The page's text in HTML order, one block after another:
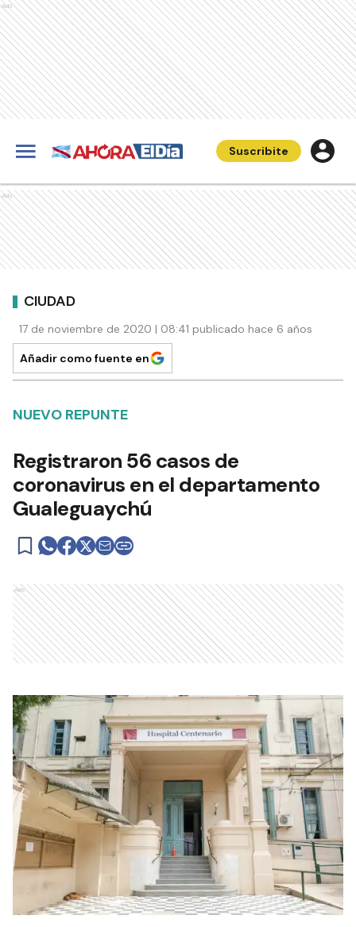
Ads
Suscribite
Ads
CIUDAD
17 de noviembre de 2020 | 08:41 publicado hace 6 años
Añadir como fuente en
NUEVO REPUNTE
Registraron 56 casos de
coronavirus en el departamento
Gualeguaychú
Ads